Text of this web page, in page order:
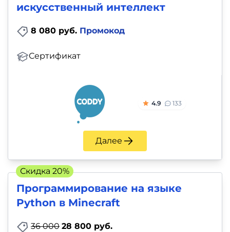
искусственный интеллект
8 080 руб. Промокод
Сертификат
4.9 133
Далее
Программирование на языке
Python в Minecraft
36 000 28 800 руб.
Скидка 20%